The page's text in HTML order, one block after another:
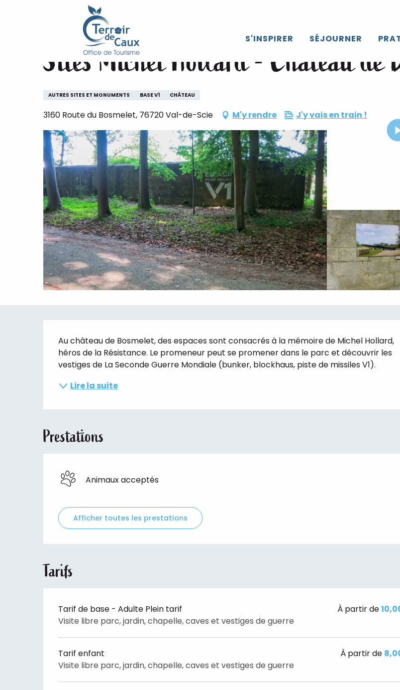
S'INSPIRER SÉJOURNER
Sites Michel Hollard - Château de Bosmelet
Sites Michel Hollard - Château de
AUTRES SITES ET MONUMENTS BASE V1 CHÂTEAU
3160 Route du Bosmelet, 76720 Val-de-Scie M'y rendre J'y vais en train !
Description
Au château de Bosmelet, des espaces sont consacrés à la mémoire de Michel Hollard,
héros de la Résistance. Le promeneur peut se promener dans le parc et découvrir les
vestiges de La Seconde Guerre Mondiale (bunker, blockhaus, piste de missiles V1).
Lire la suite
Prestations
Animaux acceptés
Afficher toutes les prestations
Tarifs
Tarif de base - Adulte Plein tarif
Visite libre parc, jardin, chapelle, caves et vestiges de guerre
À partir de
Tarif enfant
Visite libre parc, jardin, chapelle, caves et vestiges de guerre
À partir de